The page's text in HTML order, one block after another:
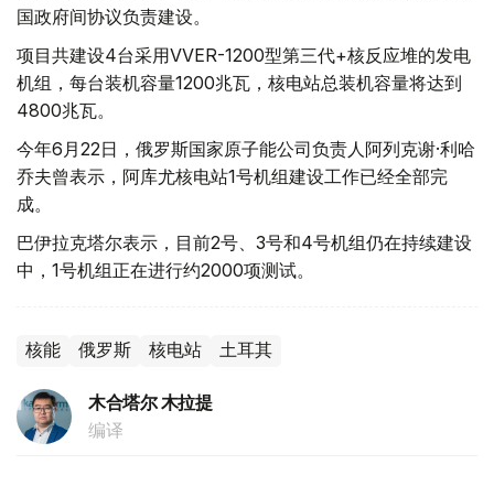
国政府间协议负责建设。
项目共建设4台采用VVER-1200型第三代+核反应堆的发电
机组，每台装机容量1200兆瓦，核电站总装机容量将达到
4800兆瓦。
今年6月22日，俄罗斯国家原子能公司负责人阿列克谢·利哈
乔夫曾表示，阿库尤核电站1号机组建设工作已经全部完
成。
巴伊拉克塔尔表示，目前2号、3号和4号机组仍在持续建设
中，1号机组正在进行约2000项测试。
核能 俄罗斯 核电站 土耳其
木合塔尔 木拉提
编译